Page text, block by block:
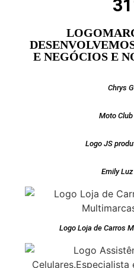
E NEGÓCIOS E
Chrys
Moto
Logo JS
Emily
Logo Loja de Carros